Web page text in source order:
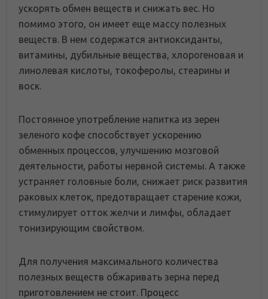
ускорять обмен веществ и снижать вес. Но
помимо этого, он имеет еще массу полезных
веществ. В нем содержатся антиоксиданты,
витамины, дубильные вещества, хлорогеновая и
линолевая кислоты, токоферолы, стеарины и
воск.
Постоянное употребление напитка из зерен
зеленого кофе способствует ускорению
обменных процессов, улучшению мозговой
деятельности, работы нервной системы. А также
устраняет головные боли, снижает риск развития
раковых клеток, предотвращает старение кожи,
стимулирует отток желчи и лимфы, обладает
тонизирующим свойством.
Для получения максимального количества
полезных веществ обжаривать зерна перед
приготовлением не стоит. Процесс